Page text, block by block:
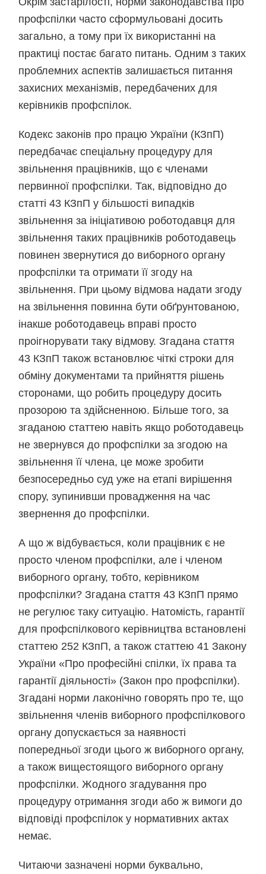
профспілки часто сформульовані досить
загально, а тому при їх використанні на
практиці постає багато питань. Одним з таких
проблемних аспектів залишається питання
захисних механізмів, передбачених для
керівників профспілок.
Кодекс законів про працю України (КЗпП)
передбачає спеціальну процедуру для
звільнення працівників, що є членами
первинної профспілки. Так, відповідно до
статті 43 КЗпП у більшості випадків
звільнення за ініціативою роботодавця для
звільнення таких працівників роботодавець
повинен звернутися до виборного органу
профспілки та отримати її згоду на
звільнення. При цьому відмова надати згоду
на звільнення повинна бути обґрунтованою,
інакше роботодавець вправі просто
проігнорувати таку відмову. Згадана стаття
43 КЗпП також встановлює чіткі строки для
обміну документами та прийняття рішень
сторонами, що робить процедуру досить
прозорою та здійсненною. Більше того, за
згаданою статтею навіть якщо роботодавець
не звернувся до профспілки за згодою на
звільнення її члена, це може зробити
безпосередньо суд уже на етапі вирішення
спору, зупинивши провадження на час
звернення до профспілки.
А що ж відбувається, коли працівник є не
просто членом профспілки, але і членом
виборного органу, тобто, керівником
профспілки? Згадана стаття 43 КЗпП прямо
не регулює таку ситуацію. Натомість, гарантії
для профспілкового керівництва встановлені
статтею 252 КЗпП, а також статтею 41 Закону
України «Про професійні спілки, їх права та
гарантії діяльності» (Закон про профспілки).
Згадані норми лаконічно говорять про те, що
звільнення членів виборного профспілкового
органу допускається за наявності
попередньої згоди цього ж виборного органу,
а також вищестоящого виборного органу
профспілки. Жодного згадування про
процедуру отримання згоди або ж вимоги до
відповіді профспілок у нормативних актах
немає.
Читаючи зазначені норми буквально,